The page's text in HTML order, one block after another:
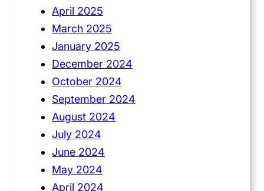
April 2025
March 2025
January 2025
December 2024
October 2024
September 2024
August 2024
July 2024
June 2024
May 2024
April 2024